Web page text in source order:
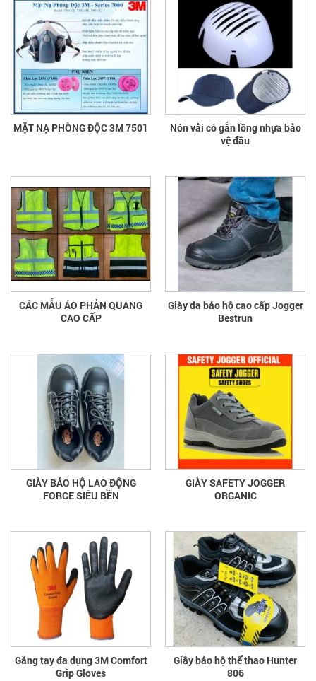
MẶT NẠ PHÒNG ĐỘC 3M 7501
Nón vải có gắn lồng nhựa bảo
vệ đầu
CÁC MẪU ÁO PHẢN QUANG
CAO CẤP
Giày da bảo hộ cao cấp Jogger
Bestrun
GIÀY BẢO HỘ LAO ĐỘNG
FORCE SIÊU BỀN
GIÀY SAFETY JOGGER
ORGANIC
Găng tay đa dụng 3M Comfort
Grip Gloves
Giầy bảo hộ thể thao Hunter
806